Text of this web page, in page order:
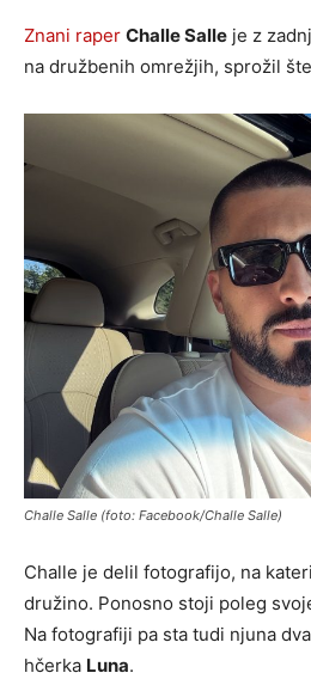
Znani raper Challe Salle je z
na družbenih omrežjih, sprožil
Challe Salle (foto: Facebook/Challe Salle)
Challe je delil fotografijo, na
družino. Ponosno stoji poleg
Na fotografiji pa sta tudi njuna
hčerka Luna.